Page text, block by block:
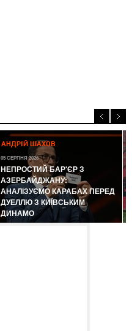
АНДРІЙ ШАХОВ
05 СЕРПНЯ 2026
НЕПРОСТИЙ БАР'ЄР З
АЗЕРБАЙДЖАНУ:
АНАЛІЗУЄМО КАРАБАХ ПЕРЕД
ДУЕЛЛЮ З КИЇВСЬКИМ
ДИНАМО